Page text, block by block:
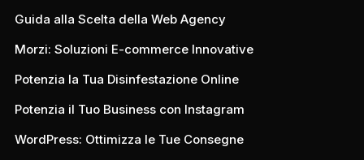
Guida alla Scelta della Web Agency
Morzi: Soluzioni E-commerce Innovative
Potenzia la Tua Disinfestazione Online
Potenzia il Tuo Business con Instagram
WordPress: Ottimizza le Tue Consegne